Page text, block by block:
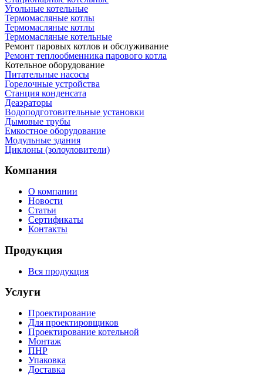
Угольные котельные
Термомасляные котлы
Термомасляные котлы
Термомасляные котельные
Ремонт паровых котлов и обслуживание
Ремонт теплообменника парового котла
Котельное оборудование
Питательные насосы
Горелочные устройства
Станция конденсата
Деаэраторы
Водоподготовительные установки
Дымовые трубы
Емкостное оборудование
Mодульные здания
Циклоны (золоуловители)
Компания
О компании
Новости
Статьи
Сертификаты
Контакты
Продукция
Вся продукция
Услуги
Проектирование
Для проектировщиков
Проектирование котельной
Монтаж
ПНР
Упаковка
Доставка